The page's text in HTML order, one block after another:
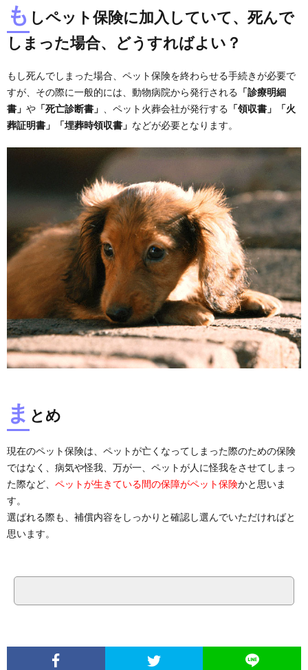
も しペット保険に加入していて、死んで
しまった場合、どうすればよい？
もし死んでしまった場合、ペット保険を終わらせる手続きが必要で
すが、その際に一般的には、動物病院から発行される 「診療明細
書」 や 「死亡診断書」 、ペット火葬会社が発行する 「領収書」「火
葬証明書」「埋葬時領収書」 などが必要となります。
ま とめ
現在のペット保険は、ペットが亡くなってしまった際のための保険
ではなく、病気や怪我、万が一、ペットが人に怪我をさせてしまっ
た際など、 ペットが生きている間の保障がペット保険かと思いま
す。
選ばれる際も、補償内容をしっかりと確認し選んでいただければと
思います。